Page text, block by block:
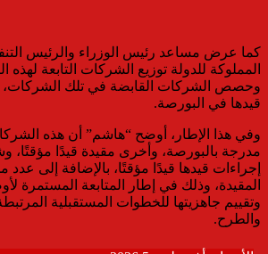
كما عرض مساعد رئيس الوزراء والرئيس
المملوكة للدولة توزيع الشركات التابعة لهذه
وحصص الشركات القابضة في تلك
قيدها في البورصة.
وفي هذا الإطار، أوضح “هاشم” أن هذه
مدرجة بالبورصة، وأخرى مقيدة قيدًا
إجراءات قيدها قيدًا مؤقتًا، بالإضافة إلى
المقيدة، وذلك في إطار المتابعة المستمرة
وتقييم جاهزيتها للخطوات المستقبلية
والطرح.